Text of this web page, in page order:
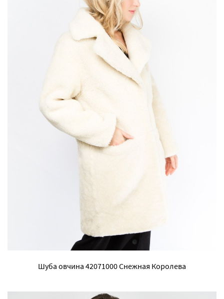
Шуба овчина 42071000 Снежная Королева